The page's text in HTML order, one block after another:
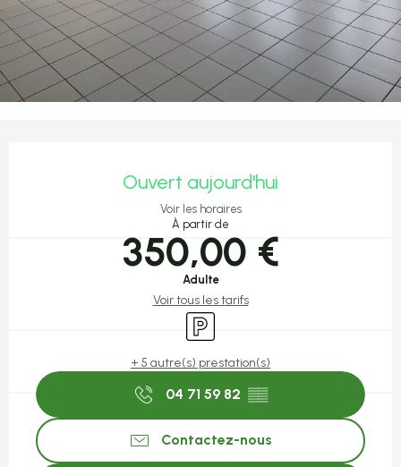
Ouvert aujourd'hui
Voir les horaires
À partir de
350,00 €
Adulte
Voir tous les tarifs
Parking
+ 5 autre(s) prestation(s)
04 71 59 82 ▒▒
Contactez-nous